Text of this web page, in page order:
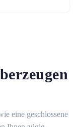
eine geschlossene